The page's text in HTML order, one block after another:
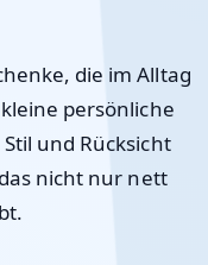
die im Alltag
persönliche
und Rücksicht
nicht nur nett